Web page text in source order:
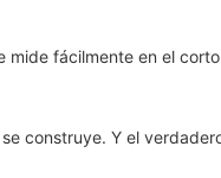
fácilmente en el corto
construye. Y el